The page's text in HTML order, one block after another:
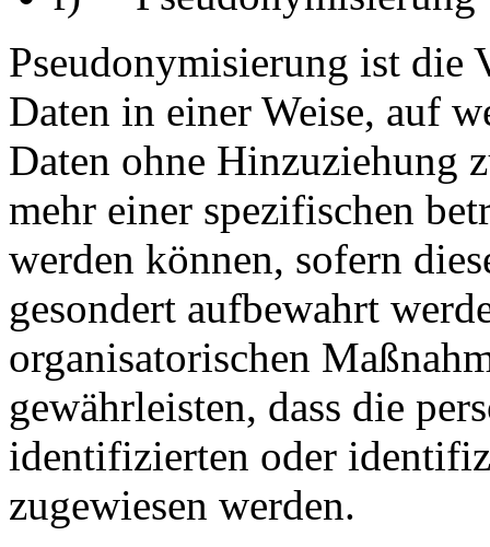
Pseudonymisierung ist die
Daten in einer Weise, auf
Daten ohne Hinzuziehung
mehr einer spezifischen
werden können, sofern
gesondert aufbewahrt
organisatorischen
gewährleisten, dass die
identifizierten oder
zugewiesen werden.